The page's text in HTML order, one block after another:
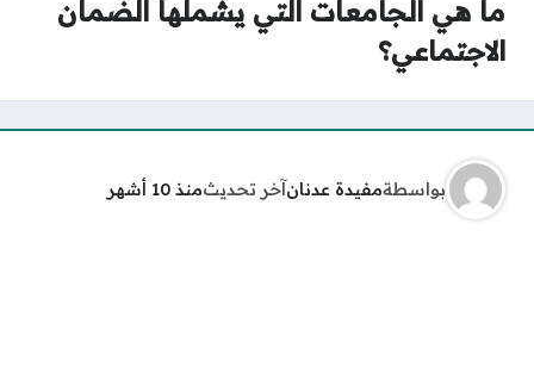
ما هي الجامعات التي يشملها الضمان
الاجتماعي؟
بواسطةمفيدة عدنانآخر تحديثمنذ 10 أشهر